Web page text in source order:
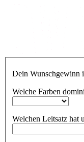
Dein Wunschgewinn
Welche Farben
Welchen Leitsatz hat